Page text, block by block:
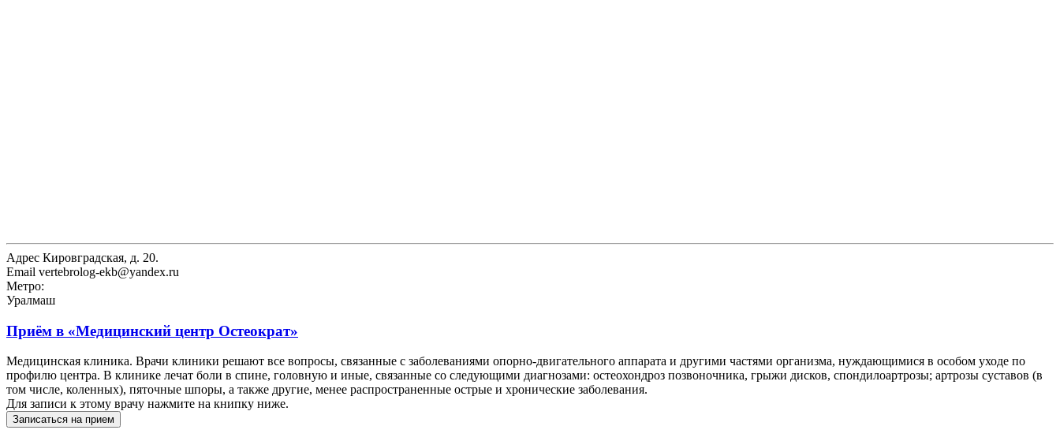
Адрес Кировградская, д. 20.
Email vertebrolog-ekb@yandex.ru
Метро:
Уралмаш
Приём в «Медицинский центр Остеократ»
Медицинская клиника. Врачи клиники решают все вопросы, связанные с заболеваниями опорно-двигательного аппарата и другими частями организма, нуждающимися в особом уходе по
профилю центра. В клинике лечат боли в спине, головную и иные, связанные со следующими диагнозами: остеохондроз позвоночника, грыжи дисков, спондилоартрозы; артрозы суставов (в
том числе, коленных), пяточные шпоры, а также другие, менее распространенные острые и хронические заболевания.
Для записи к этому врачу нажмите на книпку ниже.
Записаться на прием